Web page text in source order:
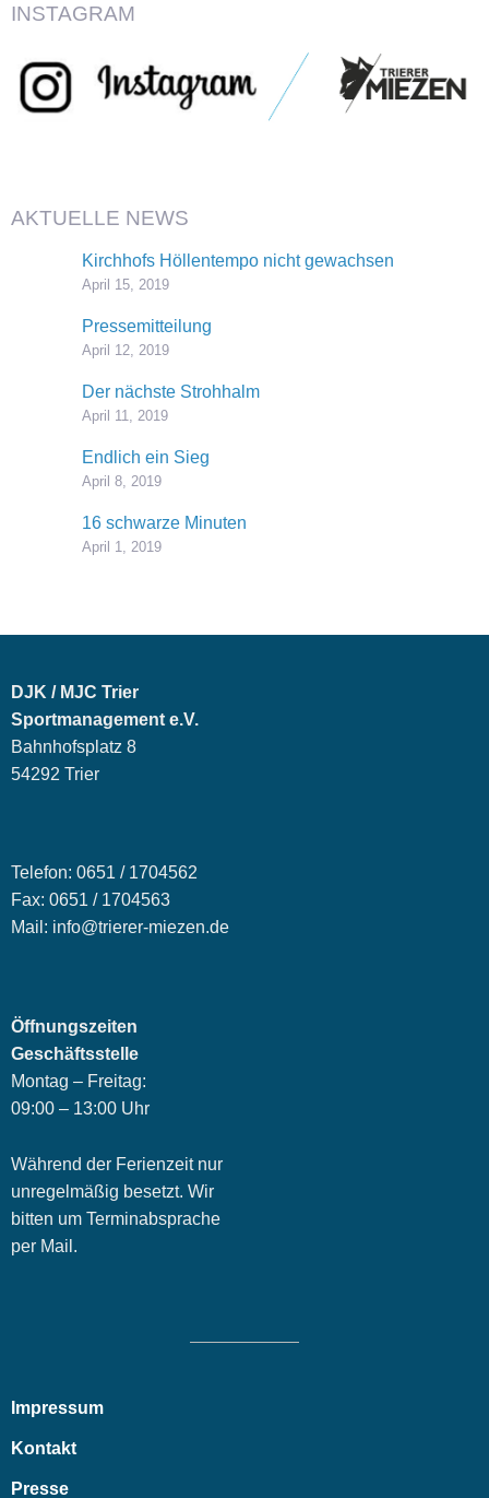
INSTAGRAM
AKTUELLE NEWS
Kirchhofs Höllentempo nicht gewachsen
April 15, 2019
Pressemitteilung
April 12, 2019
Der nächste Strohhalm
April 11, 2019
Endlich ein Sieg
April 8, 2019
16 schwarze Minuten
April 1, 2019
DJK / MJC Trier
Sportmanagement e.V.
Bahnhofsplatz 8
54292 Trier
Telefon: 0651 / 1704562
Fax: 0651 / 1704563
Mail: info@trierer-miezen.de
Öffnungszeiten
Geschäftsstelle
Montag – Freitag:
09:00 – 13:00 Uhr
Während der Ferienzeit nur
unregelmäßig besetzt. Wir
bitten um Terminabsprache
per Mail.
Impressum
Kontakt
Presse